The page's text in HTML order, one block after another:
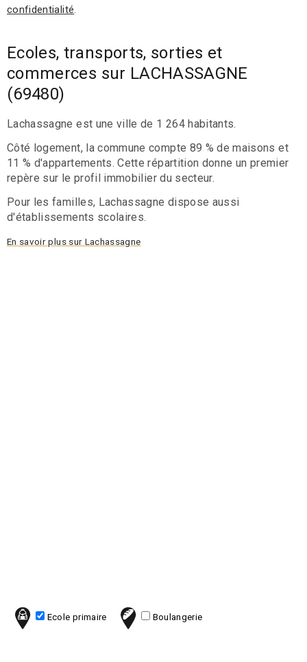
confidentialité.
Ecoles, transports, sorties et
commerces sur LACHASSAGNE
(69480)
Lachassagne est une ville de 1 264 habitants.
Côté logement, la commune compte 89 % de maisons et
11 % d'appartements. Cette répartition donne un premier
repère sur le profil immobilier du secteur.
Pour les familles, Lachassagne dispose aussi
d'établissements scolaires.
En savoir plus sur Lachassagne
Ecole primaire Boulangerie